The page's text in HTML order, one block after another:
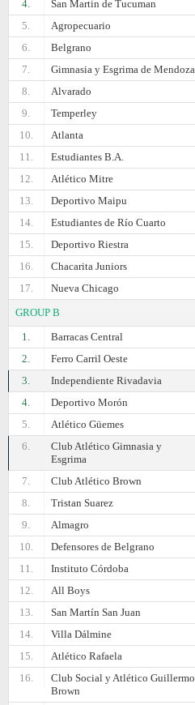
4.
San Martin de Tucuman
5.
Agropecuario
6.
Belgrano
7.
Gimnasia y Esgrima de Mendoza
8.
Alvarado
9.
Temperley
10.
Atlanta
11.
Estudiantes B.A.
12.
Atlético Mitre
13.
Deportivo Maipu
14.
Estudiantes de Río Cuarto
15.
Deportivo Riestra
16.
Chacarita Juniors
17.
Nueva Chicago
GROUP B
1.
Barracas Central
2.
Ferro Carril Oeste
3.
Independiente Rivadavia
4.
Deportivo Morón
5.
Atlético Güemes
6.
Club Atlético Gimnasia y
Esgrima
7. Club Atlético Brown
8.
Tristan Suarez
9.
Almagro
10.
Defensores de Belgrano
11.
Instituto Córdoba
12.
All Boys
13.
San Martín San Juan
14.
Villa Dálmine
15.
Atlético Rafaela
16.
Club Social y Atlético Guillermo
Brown